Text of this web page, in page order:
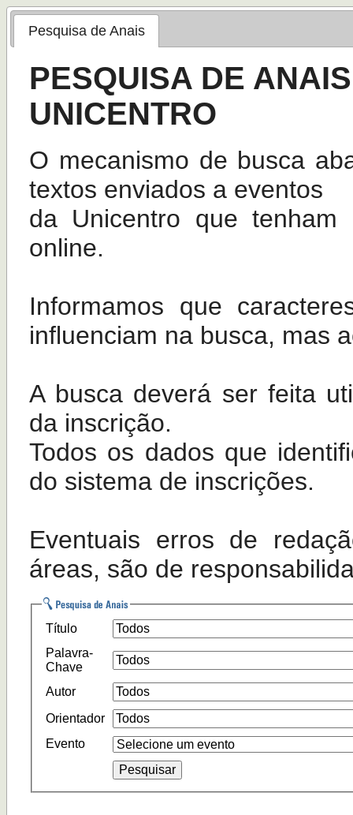
Pesquisa de Anais
PESQUISA DE
UNICENTRO
O mecanismo de busca
textos enviados a eventos
da Unicentro que
online.
Informamos que
influenciam na busca, mas
A busca deverá ser feita
da inscrição.
Todos os dados que
do sistema de inscrições.
Eventuais erros de
áreas, são de
Título
Palavra-
Chave
Autor
Orientador
Evento